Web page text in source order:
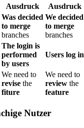
Ausdruck
Ausdruck
Was decided
to merge
branches
We decided
to merge
branches
The login is
performed
by users
Users log in
We need to
revise the
fiture
We need to
review the
feature
Nutzer